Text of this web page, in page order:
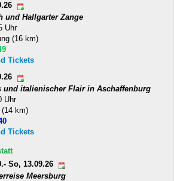
und Hallgarter Zange
Uhr
(16 km)
Tickets
und italienischer Flair in Aschaffenburg
Uhr
(14 km)
Tickets
So, 13.09.26
Meersburg